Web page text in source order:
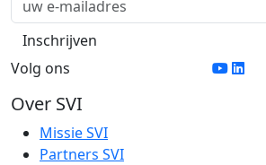
Volg ons
Over SVI
Missie SVI
Partners SVI